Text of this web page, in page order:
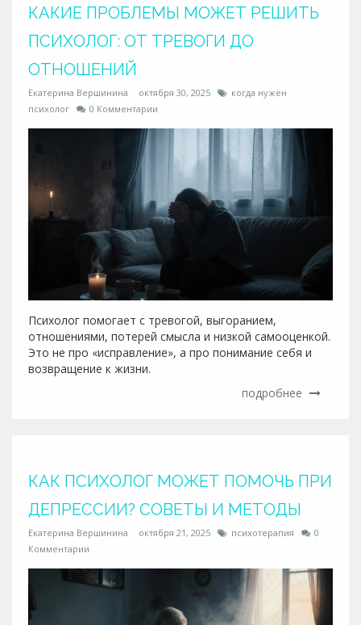
КАКИЕ ПРОБЛЕМЫ МОЖЕТ РЕШИТЬ
ПСИХОЛОГ: ОТ ТРЕВОГИ ДО
ОТНОШЕНИЙ
Екатерина Вершинина октября 30, 2025
когда нужен
психолог
0 Комментарии
Психолог помогает с тревогой, выгоранием,
отношениями, потерей смысла и низкой самооценкой.
Это не про «исправление», а про понимание себя и
возвращение к жизни.
подробнее
КАК ПСИХОЛОГ МОЖЕТ ПОМОЧЬ ПРИ
ДЕПРЕССИИ? СОВЕТЫ И МЕТОДЫ
Екатерина Вершинина октября 21, 2025 психотерапия
0
Комментарии